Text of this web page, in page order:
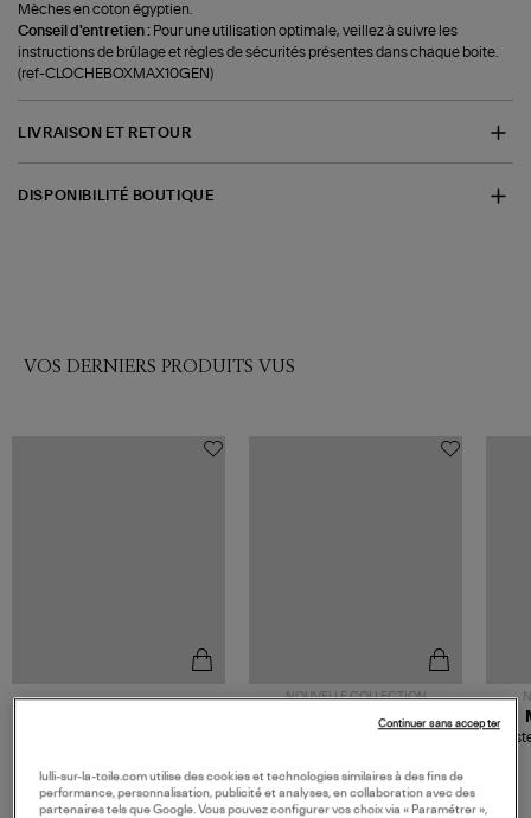
Mèches en coton égyptien.
Conseil d'entretien : Pour une utilisation optimale, veillez à suivre les
instructions de brûlage et règles de sécurités présentes dans chaque boite.
(ref-CLOCHEBOXMAX10GEN)
LIVRAISON ET RETOUR
DISPONIBILITÉ BOUTIQUE
VOS DERNIERS PRODUITS VUS
NOUVELLE COLLECTION
TORAL
lulli-sur-la-toile.com utilise des cookies et technologies similaires à des fins de
performance, personnalisation, publicité et analyses, en collaboration avec des
partenaires tels que Google. Vous pouvez configurer vos choix via « Paramétrer »,
Continuer sans accepter